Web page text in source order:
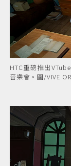
HTC重磅推出
音樂會。圖/VIVE